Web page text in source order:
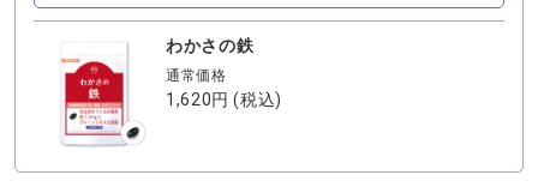
わかさの鉄
通常価格
1,620円(税込)